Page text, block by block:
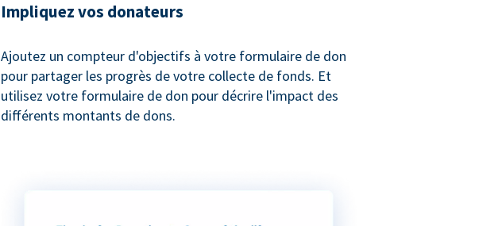
Impliquez vos donateurs
Ajoutez un compteur d'objectifs à votre formulaire de don
pour partager les progrès de votre collecte de fonds. Et
utilisez votre formulaire de don pour décrire l'impact des
différents montants de dons.